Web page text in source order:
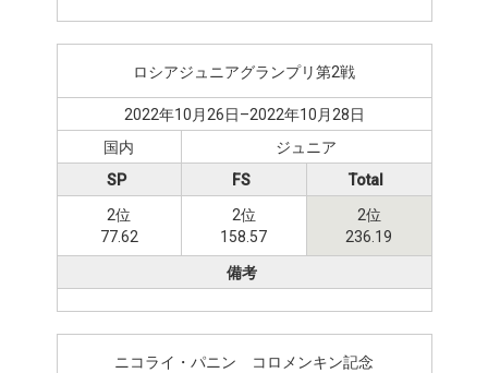
ロシアジュニアグランプリ第2戦
2022年10月26日–2022年10月28日
国内
ジュニア
SP
2位
77.62
FS
2位
158.57
Total
2位
236.19
備考
ニコライ・パニン゠コロメンキン記念